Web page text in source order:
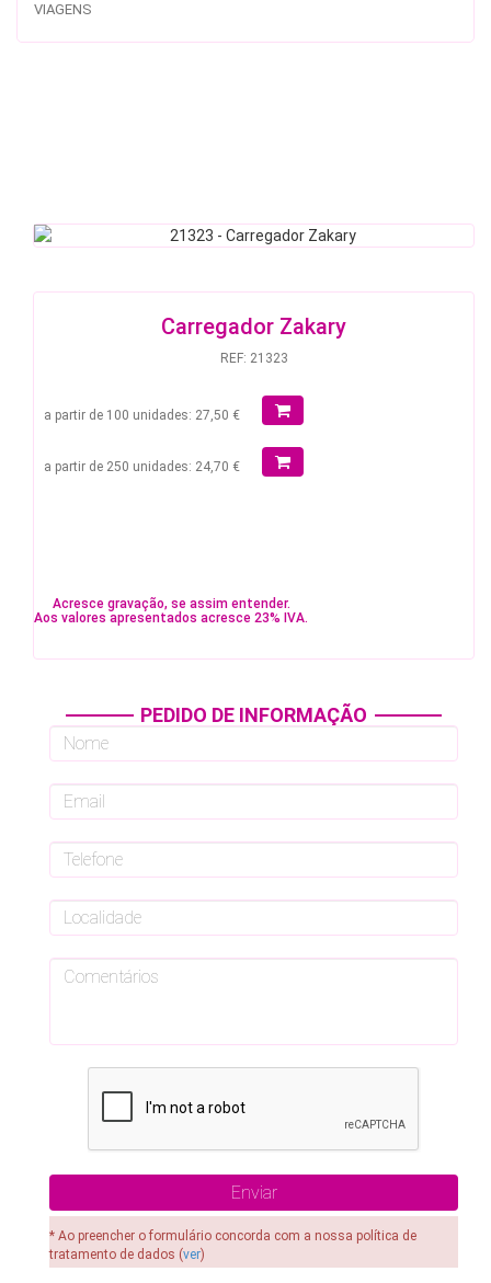
VIAGENS
Carregador Zakary
REF: 21323
a partir de 100 unidades: 27,50 €
a partir de 250 unidades: 24,70 €
Acresce gravação, se assim entender.
Aos valores apresentados acresce 23% IVA.
PEDIDO DE INFORMAÇÃO
* Ao preencher o formulário concorda com a nossa política de
tratamento de dados (ver)